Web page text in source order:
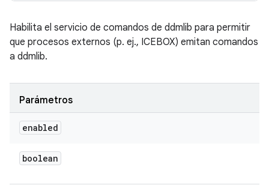
Habilita el servicio de comandos de ddmlib para permitir
que procesos externos (p. ej., ICEBOX) emitan comandos
a ddmlib.
Parámetros
enabled
boolean